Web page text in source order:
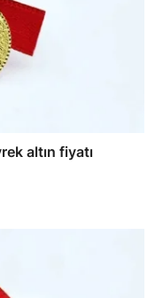
altın fiyatı